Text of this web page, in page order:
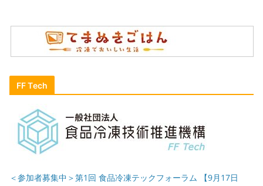
FF Tech
＜参加者募集中＞第1回 食品冷凍テックフォーラム 【9月17日